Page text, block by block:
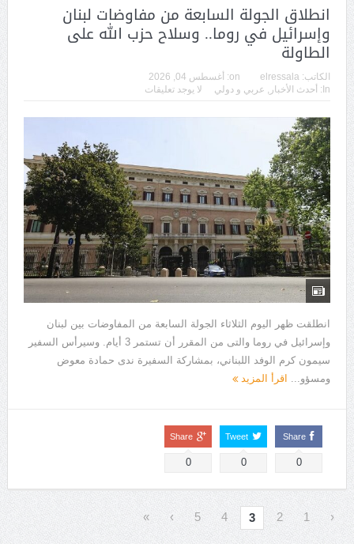
انطلاق الجولة السابعة من مفاوضات لبنان
وإسرائيل في روما.. وسلاح حزب الله على
الطاولة
الكاتب: elressala
on:
أغسطس 04, 2026
In:
أحدث الأخبار , عربي و دولي لا يوجد تعليقات
انطلقت ظهر اليوم الثلاثاء الجولة السابعة من المفاوضات بين لبنان
وإسرائيل في روما والتى من المقرر أن تستمر 3 أيام. وسيرأس السفير
سيمون كرم الوفد اللبناني، بمشاركة السفيرة ندى حمادة معوض
ومسؤو... اقرأ المزيد
Share
0
Tweet
0
Share
0
‹
1
2
3
4
5
›
»